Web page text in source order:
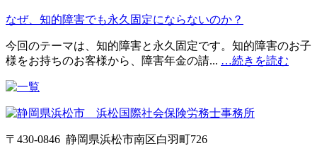
なぜ、知的障害でも永久固定にならないのか？
今回のテーマは、知的障害と永久固定です。知的障害のお子
様をお持ちのお客様から、障害年金の請... …続きを読む
〒430-0846 静岡県浜松市南区白羽町726